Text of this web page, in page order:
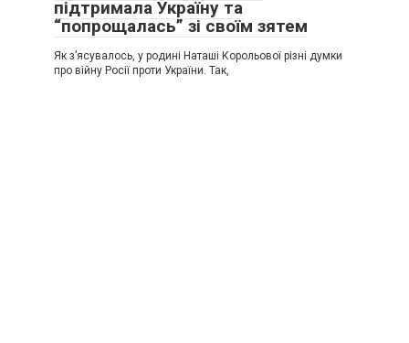
підтримала Україну та
“попрощалась” зі своїм зятем
Як з’ясувалось, у родині Наташі Корольової різні думки
про війну Росії проти України. Так,